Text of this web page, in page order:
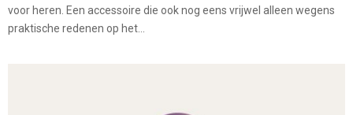
voor heren. Een accessoire die ook nog eens vrijwel alleen wegens
praktische redenen op het...